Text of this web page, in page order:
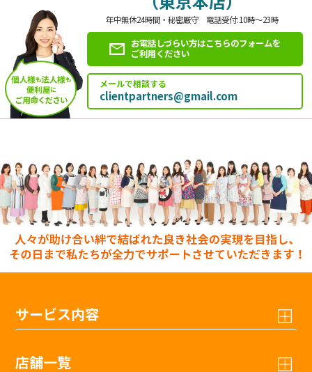
年中無休24時間・秘密厳守 電話受付:10時～23時
お電話しづらい方はこちらのフォームを
ご利用ください
メールで相談する
clientpartners@gmail.com
サービス内容
店舗一覧